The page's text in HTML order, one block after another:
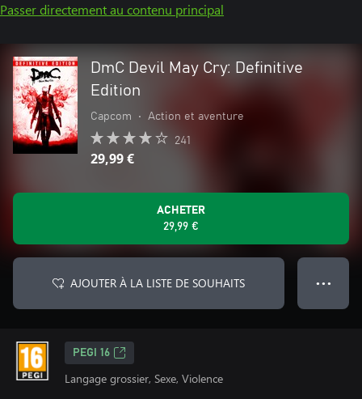
Passer directement au contenu principal
DmC Devil May Cry: Definitive
Edition
Capcom • Action et aventure
241
29,99 €
ACHETER
29,99 €
AJOUTER À LA LISTE DE SOUHAITS ● ● ●
PEGI 16
Langage grossier, Sexe, Violence